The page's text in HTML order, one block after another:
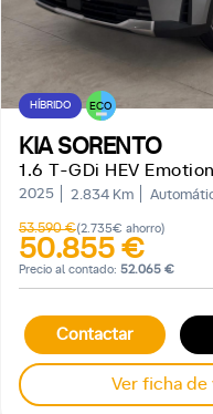
HÍBRIDO ECO
KIA SORENTO
2025 2.834 Km
53.590 €(2.735€ ahorro)
50.855 €
Precio al contado: 52.065 €
Contactar
Ver ficha